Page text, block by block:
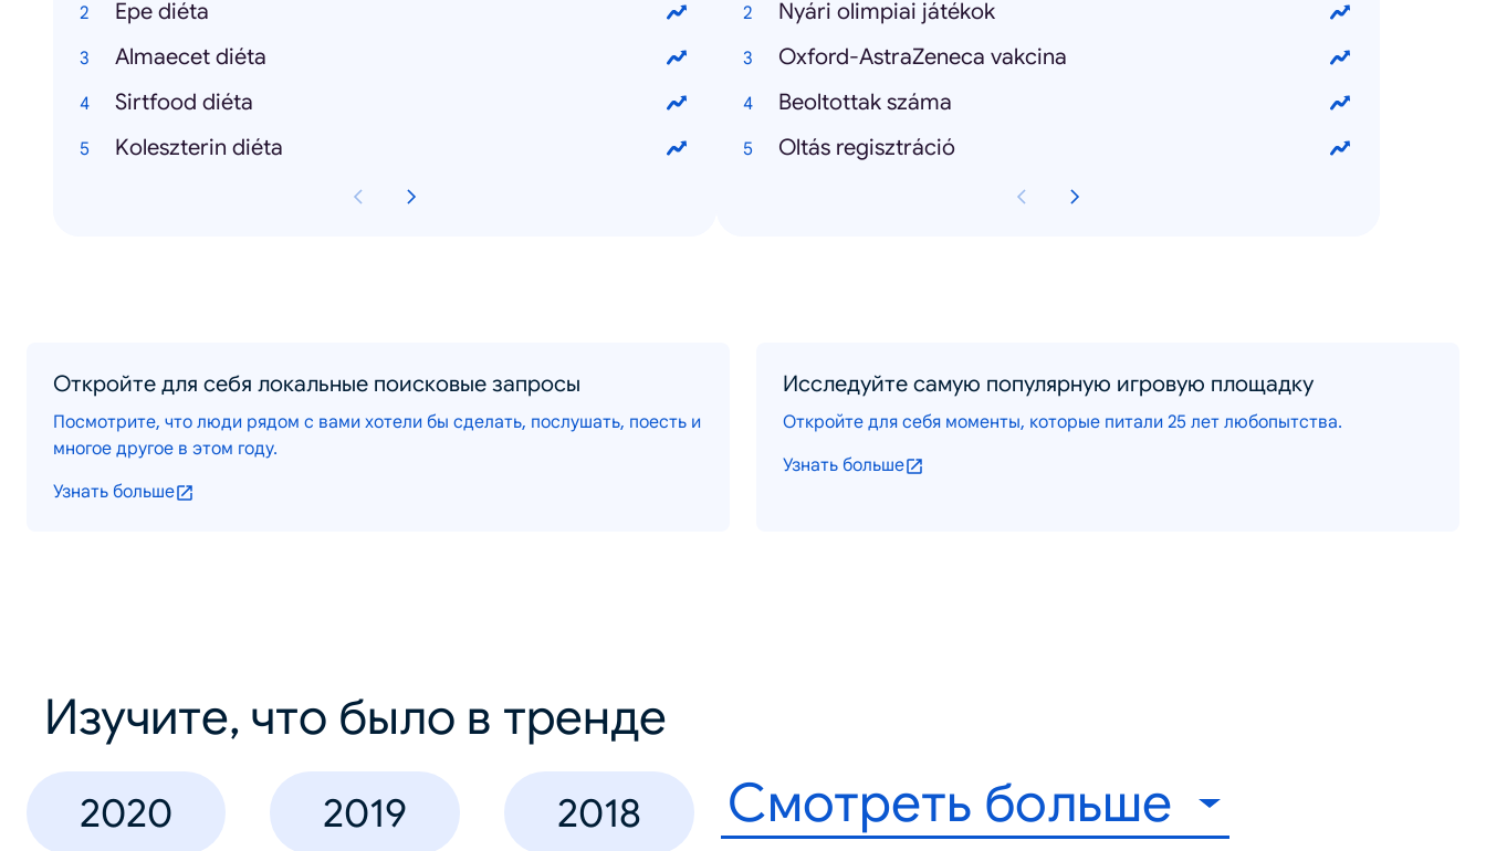
Epe diéta
Almaecet diéta
Sirtfood diéta
Koleszterin diéta
Nyári olimpiai játékok
Oxford-AstraZeneca vakcina
Beoltottak száma
Oltás regisztráció
Откройте для себя локальные поисковые запросы
Посмотрите, что люди рядом с вами хотели бы сделать, послушать, поесть и
многое другое в этом году.
Узнать больше
Исследуйте самую популярную игровую площадку
Откройте для себя моменты, которые питали 25 лет любопытства.
Узнать больше
Изучите, что было в тренде
2020 2019 2018 Смотреть больше